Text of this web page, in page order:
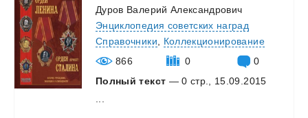
Дуров Валерий Александрович
Энциклопедия советских наград
Справочники
Коллекционирование
866
0
0
Полный текст — 0 стр., 15.09.2015